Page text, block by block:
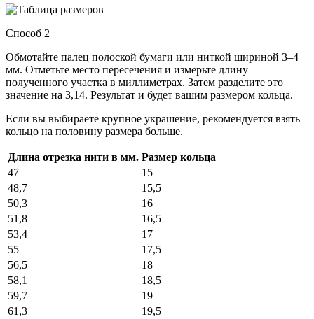
Способ 2
Обмотайте палец полоской бумаги или ниткой шириной 3–4
мм. Отметьте место пересечения и измерьте длину
полученного участка в миллиметрах. Затем разделите это
значение на 3,14. Результат и будет вашим размером кольца.
Если вы выбираете крупное украшение, рекомендуется взять
кольцо на половину размера больше.
Длина отрезка нити в мм. Размер кольца
47
15
48,7
15,5
50,3
16
51,8
16,5
53,4
17
55
17,5
56,5
18
58,1
18,5
59,7
19
61,3
19,5